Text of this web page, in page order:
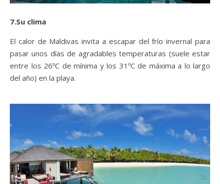
7.Su clima
El calor de Maldivas invita a escapar del frío invernal para
pasar unos días de agradables temperaturas (suele estar
entre los 26ºC de mínima y los 31ºC de máxima a lo largo
del año) en la playa.